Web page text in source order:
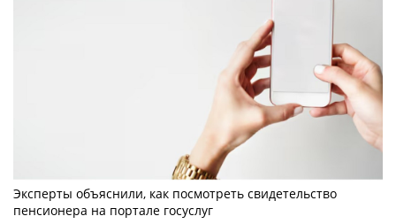
Эксперты объяснили, как посмотреть свидетельство
пенсионера на портале госуслуг